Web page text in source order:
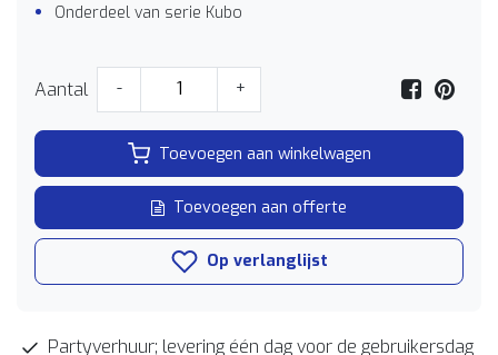
Onderdeel van serie Kubo
Aantal - +
Toevoegen aan winkelwagen
Toevoegen aan offerte
Op verlanglijst
Partyverhuur; levering één dag voor de gebruikersdag